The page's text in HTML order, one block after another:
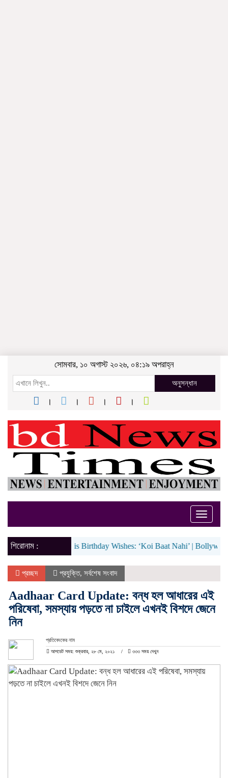
সোমবার, ১০ অগাস্ট ২০২৬, ০৪:১৯ অপরাহ্ন
অনুসন্ধান
Toggle
শিরোনাম :
Replies To His Birthday Wishes: ‘Koi Baat Nahi’ | Bollywood
প্রচ্ছদ প্রযুক্তি, সর্বশেষ সংবাদ
Aadhaar Card Update: বন্ধ হল আধারের এই
পরিষেবা, সমস্যায় পড়তে না চাইলে এখনই বিশদে জেনে
নিন
প্রতিবেদকের নাম
আপডেট সময়: শুক্রবার, ২৮ মে, ২০২১ ৩৩৩ সময় দেখুন